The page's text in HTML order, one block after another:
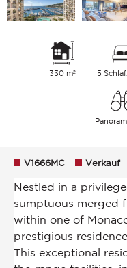
330 m²
V1666MC Verkauf